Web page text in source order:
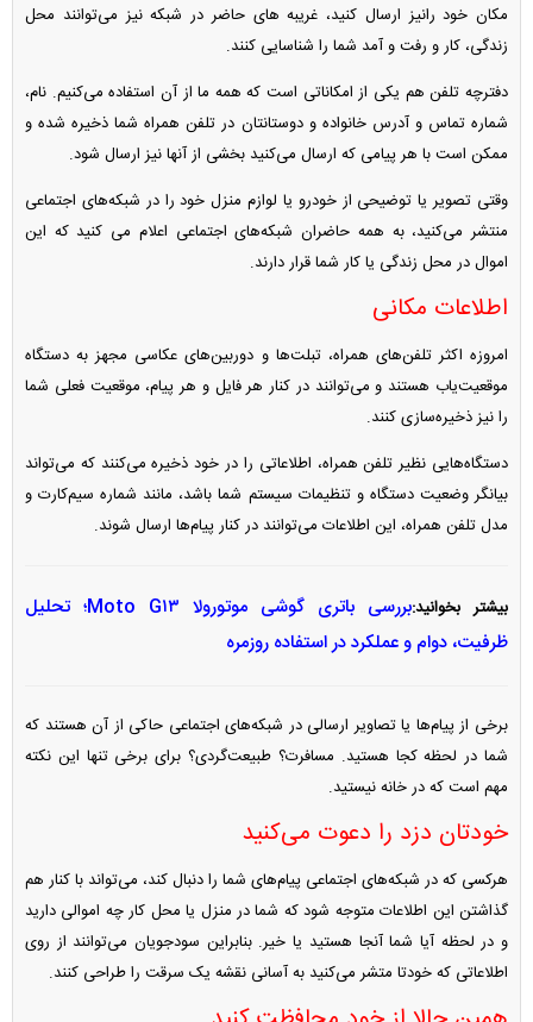
مکان خود رانیز ارسال کنید، غریبه های حاضر در شبکه نیز می‌توانند محل
زندگی، کار و رفت و آمد شما را شناسایی کنند.
دفترچه تلفن هم یکی از امکاناتی است که همه ما از آن استفاده می‌کنیم. نام،
شماره تماس و آدرس خانواده و دوستانتان در تلفن همراه شما ذخیره شده و
ممکن است با هر پیامی که ارسال می‌کنید بخشی از آنها نیز ارسال شود.
وقتی تصویر یا توضیحی از خودرو یا لوازم منزل خود را در شبکه‌های اجتماعی
منتشر می‌کنید، به همه حاضران شبکه‌های اجتماعی اعلام می کنید که این
اموال در محل زندگی یا کار شما قرار دارند.
اطلاعات مکانی
امروزه اکثر تلفن‌های همراه، تبلت‌ها و دوربین‌های عکاسی مجهز به دستگاه
موقعیت‌یاب هستند و می‌توانند در کنار هر فایل و هر پیام، موقعیت فعلی شما
را نیز ذخیره‌سازی کنند.
دستگاه‌هایی نظیر تلفن همراه، اطلاعاتی را در خود ذخیره می‌کنند که می‌تواند
بیانگر وضعیت دستگاه و تنظیمات سیستم شما باشد، مانند شماره سیم‌کارت و
مدل تلفن همراه، این اطلاعات می‌توانند در کنار پیام‌ها ارسال شوند.
بیشتر بخوانید:
بررسی باتری گوشی موتورولا Moto G۱۳؛ تحلیل
ظرفیت، دوام و عملکرد در استفاده روزمره
برخی از پیام‌ها یا تصاویر ارسالی در شبکه‌های اجتماعی حاکی از آن هستند که
شما در لحظه کجا هستید. مسافرت؟ طبیعت‌گردی؟ برای برخی تنها این نکته
مهم است که در خانه نیستید.
خودتان دزد را دعوت می‌کنید
هرکسی که در شبکه‌های اجتماعی پیام‌های شما را دنبال کند، می‌تواند با کنار هم
گذاشتن این اطلاعات متوجه شود که شما در منزل یا محل کار چه اموالی دارید
و در لحظه آیا شما آنجا هستید یا خیر. بنابراین سودجویان می‌توانند از روی
اطلاعاتی که خودتا متشر می‌کنید به آسانی نقشه یک سرقت را طراحی کنند.